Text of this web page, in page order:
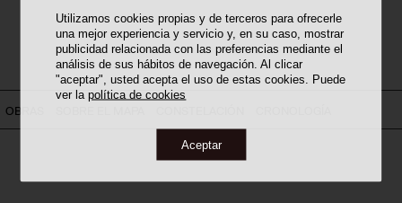
Utilizamos cookies propias y de terceros para ofrecerle
una mejor experiencia y servicio y, en su caso, mostrar
publicidad relacionada con las preferencias mediante el
análisis de sus hábitos de navegación. Al clicar
"aceptar", usted acepta el uso de estas cookies. Puede
ver lapolítica de cookies
Aceptar
OBRAS